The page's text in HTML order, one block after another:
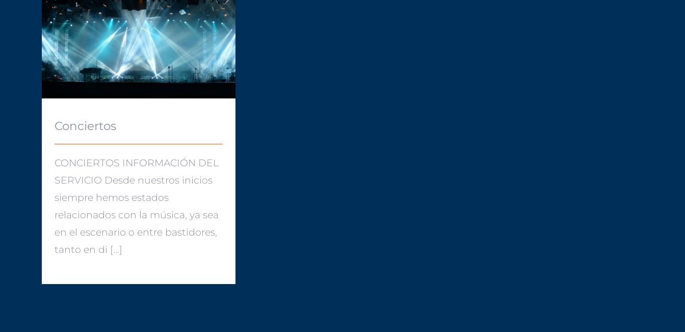
Conciertos
Conciertos
CONCIERTOS INFORMACIÓN DEL
SERVICIO Desde nuestros inicios
siempre hemos estados
relacionados con la música, ya sea
en el escenario o entre bastidores,
tanto en di [...]